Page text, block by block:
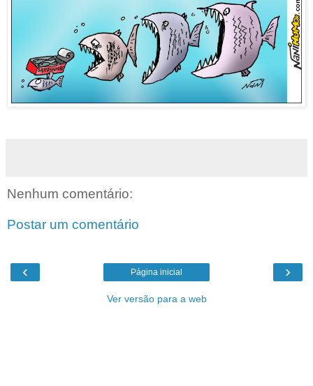
Nenhum comentário:
Postar um comentário
‹ ›
Página inicial
Ver versão para a web